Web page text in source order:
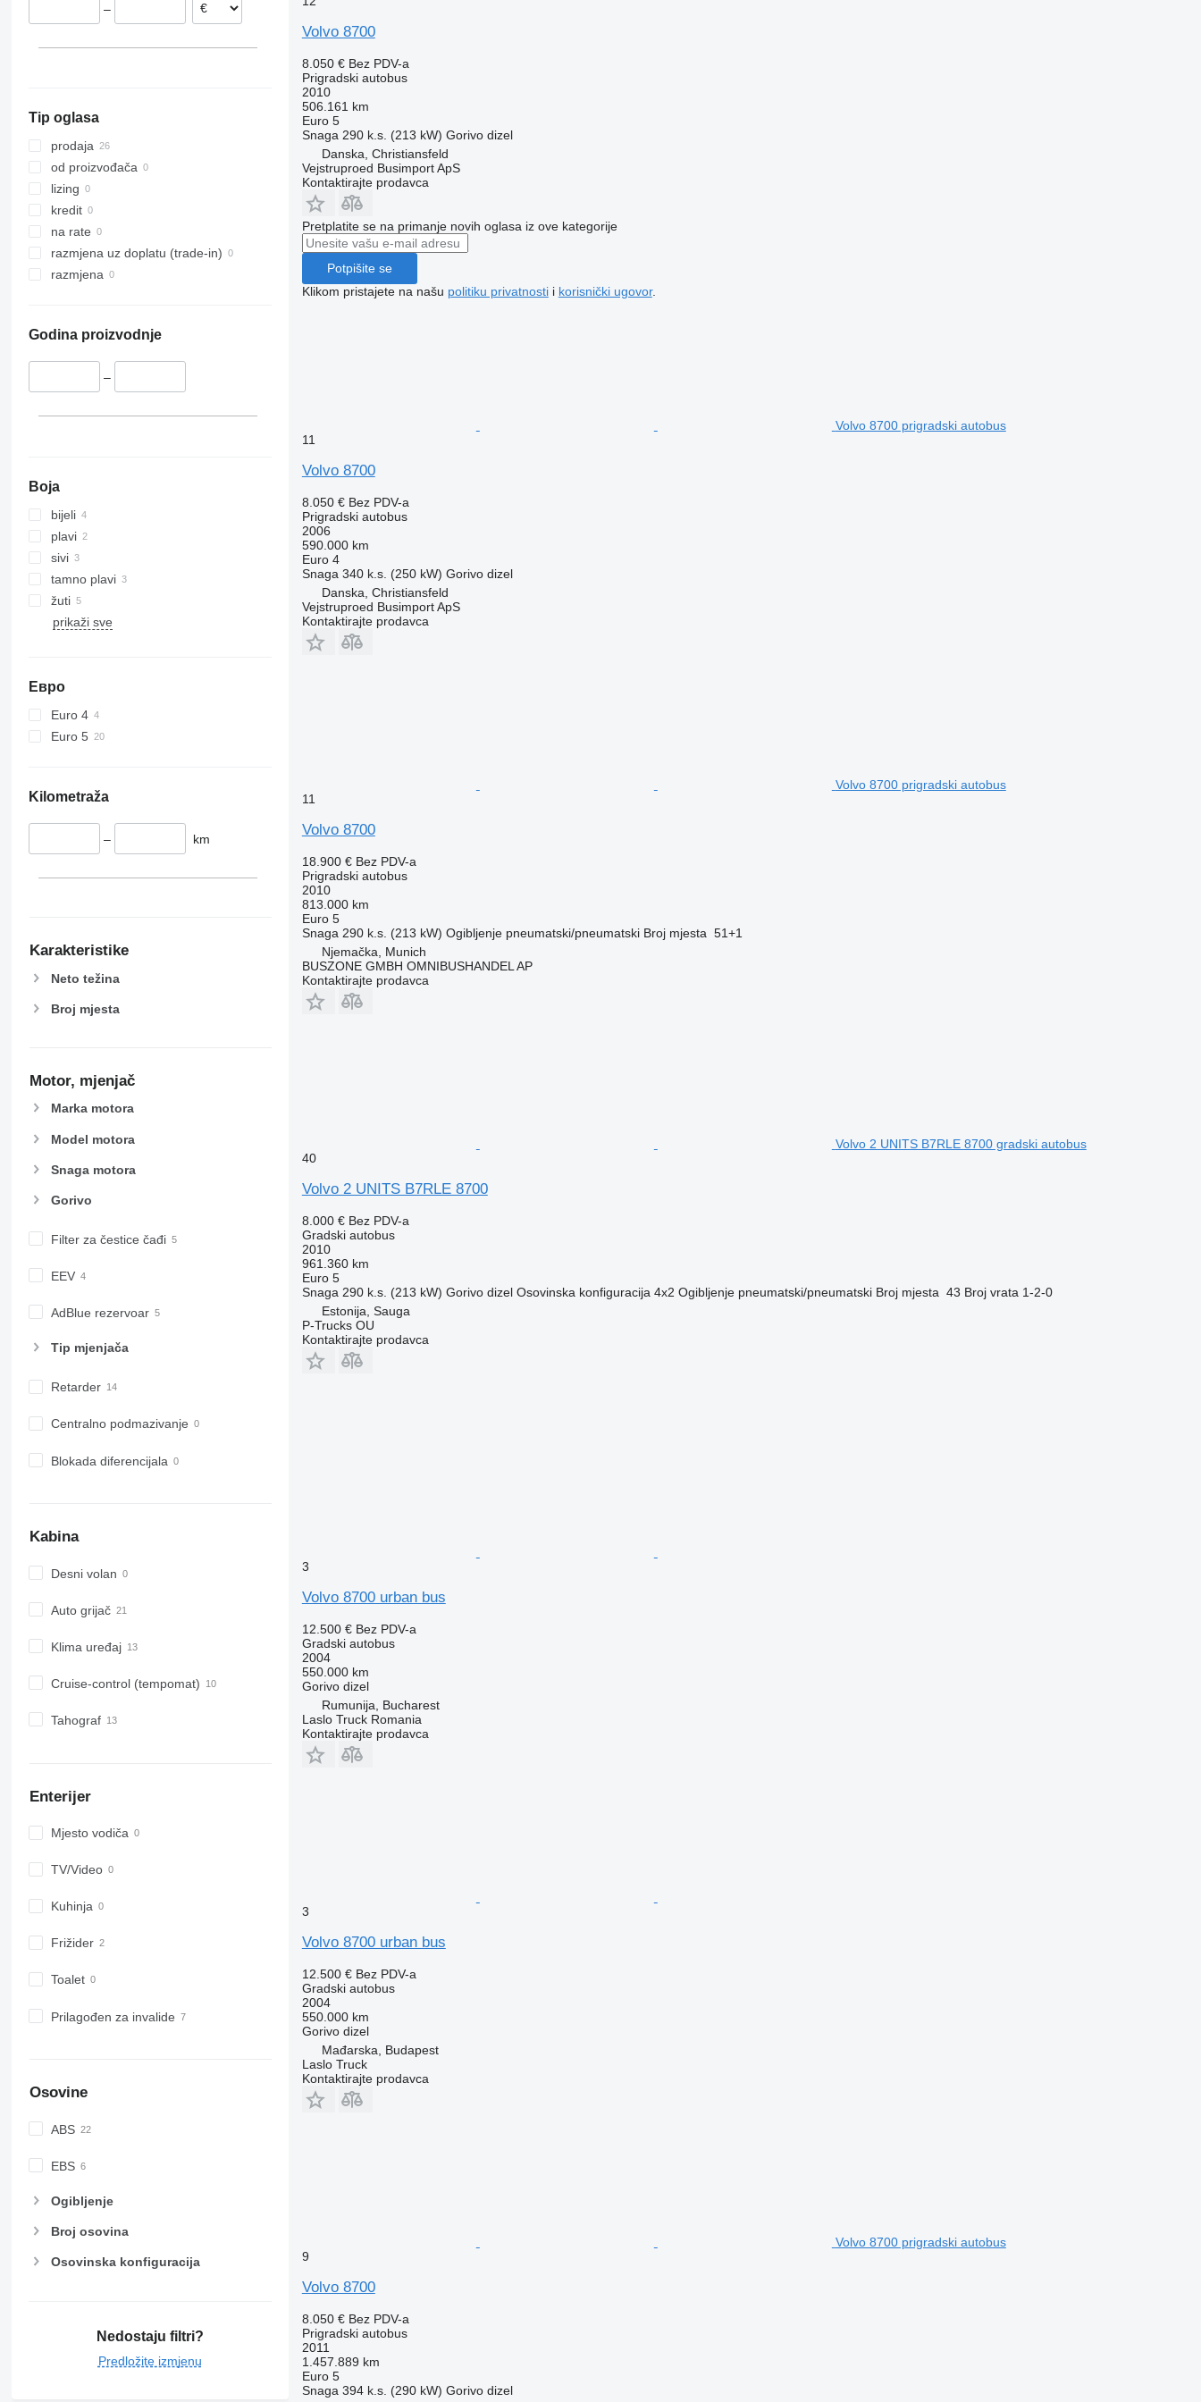
B13Finska
–
Tip oglasa
prodaja
od proizvođača
lizing
kredit
na rate
razmjena uz doplatu (trade-in)
razmjena
Godina proizvodnje
–
Boja
bijeli
plavi
sivi
tamno plavi
žuti
prikaži sve
Евро
Euro 4
Euro 5
Kilometraža
– km
Karakteristike
Neto težina
Broj mjesta
Motor, mjenjač
Marka motora
Model motora
Snaga motora
Gorivo
Filter za čestice čađi
EEV
AdBlue rezervoar
Tip mјenjača
Retarder
Centralno podmazivanje
Blokada diferencijala
Kabina
Desni volan
Auto grijač
Klima uređaj
Cruise-control (tempomat)
Tahograf
Enterijer
Mјesto vodiča
TV/Video
Kuhinja
Frižider
Toalet
Prilagođen za invalide
Osovine
ABS
EBS
Ogibljenje
Broj osovina
Osovinska konfiguracija
Nedostaju filtri?
Predložite izmjenu
Volvo 8700
8.050 € Bez PDV-a
Prigradski autobus
2010
506.161 km
Euro 5
Snaga 290 k.s. (213 kW) Gorivo dizel
Danska, Christiansfeld
Vejstruproed Busimport ApS
Kontaktirajte prodavca
Pretplatite se na primanje novih oglasa iz ove kategorije
Potpišite se
Klikom pristajete na našu politiku privatnostii korisnički ugovor.
Volvo 8700 prigradski autobus
11
Volvo 8700
8.050 € Bez PDV-a
Prigradski autobus
2006
590.000 km
Euro 4
Snaga 340 k.s. (250 kW) Gorivo dizel
Danska, Christiansfeld
Vejstruproed Busimport ApS
Kontaktirajte prodavca
Volvo 8700 prigradski autobus
11
Volvo 8700
18.900 € Bez PDV-a
Prigradski autobus
2010
813.000 km
Euro 5
Snaga 290 k.s. (213 kW) Ogibljenje pneumatski/pneumatski Broj mjesta 51+1
Njemačka, Munich
BUSZONE GMBH OMNIBUSHANDEL AP
Kontaktirajte prodavca
Volvo 2 UNITS B7RLE 8700 gradski autobus
40
Volvo 2 UNITS B7RLE 8700
8.000 € Bez PDV-a
Gradski autobus
2010
961.360 km
Euro 5
Snaga 290 k.s. (213 kW) Gorivo dizel Osovinska konfiguracija 4x2 Ogibljenje pneumatski/pneumatski Broj mjesta 43 Broj vrata 1-2-0
Estonija, Sauga
P-Trucks OU
Kontaktirajte prodavca
3
Volvo 8700 urban bus
12.500 € Bez PDV-a
Gradski autobus
2004
550.000 km
Gorivo dizel
Rumunija, Bucharest
Laslo Truck Romania
Kontaktirajte prodavca
3
Volvo 8700 urban bus
12.500 € Bez PDV-a
Gradski autobus
2004
550.000 km
Gorivo dizel
Mađarska, Budapest
Laslo Truck
Kontaktirajte prodavca
Volvo 8700 prigradski autobus
9
Volvo 8700
8.050 € Bez PDV-a
Prigradski autobus
2011
1.457.889 km
Euro 5
Snaga 394 k.s. (290 kW) Gorivo dizel